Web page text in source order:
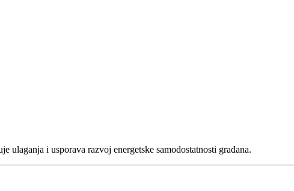
i usporava razvoj energetske samodostatnosti građana.